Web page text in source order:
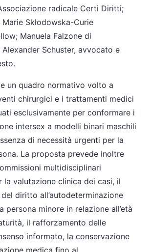
radicale Certi Diritti;
Skłodowska-Curie
Manuela Falzone di
Alexander Schuster, avvocato e
un quadro normativo volto a
chirurgici e i trattamenti medici
esclusivamente per conformare i
intersex a modelli binari maschili
di necessità urgenti per la
La proposta prevede inoltre
multidisciplinari
la valutazione clinica dei casi, il
diritto all’autodeterminazione
persona minore in relazione all’età
il rafforzamento delle
informato, la conservazione
medica fino al